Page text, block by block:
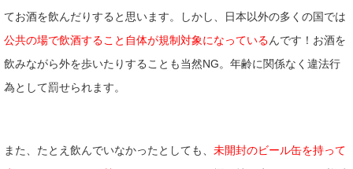
てお酒を飲んだりすると思います。しかし、日本以外の多くの国では
公共の場で飲酒すること自体が規制対象になっているんです！お酒を
飲みながら外を歩いたりすることも当然NG。年齢に関係なく違法行
為として罰せられます。
また、たとえ飲んでいなかったとしても、 未開封のビール缶を持って